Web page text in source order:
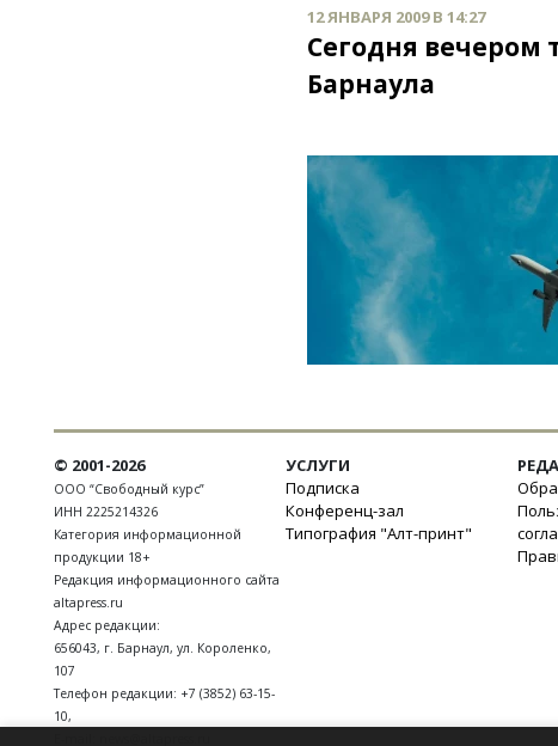
12 ЯНВАРЯ 2009 В 14:27
Сегодня вечером
Барнаула
© 2001-2026
ООО “Свободный курс”
ИНН 2225214326
Категория информационной
продукции 18+
Редакция информационного сайта
altapress.ru
Адрес редакции:
656043, г. Барнаул, ул. Короленко,
107
Телефон редакции: +7 (3852) 63-15-
10,
УСЛУГИ
Подписка
Конференц-зал
Типография "Алт-принт"